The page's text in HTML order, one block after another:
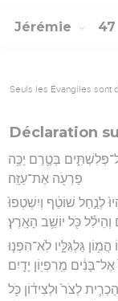
Jérémie 47
Seuls les Évangiles sont
Déclaration
בְּטֶ֛רֶם יַכֶּ֥ה
פַרְעֹ֖ה אֶת־עַזָּֽה׃
לְנַ֣חַל שׁוֹטֵ֔ף וְיִשְׁטְפוּ֙
כֹּ֖ל יוֹשֵׁ֥ב הָאָֽרֶץ׃
גַּלְגִּלָּ֑יו לֹֽא־הִפְנ֤וּ
מֵֽרִפְי֖וֹן יָדָֽיִם׃
לְצֹר֙ וּלְצִיד֔וֹן כֹּ֖ל